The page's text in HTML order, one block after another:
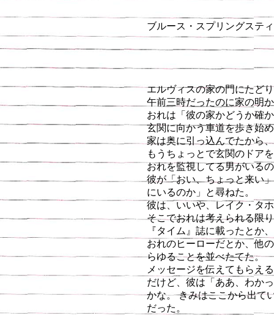
ブルース・スプリングステ
エルヴィスの家の門にたど
午前三時だったのに家の明
おれは「彼の家かどうか確
玄関に向かう車道を歩き始
家は奥に引っ込んでたから
もうちょっとで玄関のドア
おれを監視してる男がいる
彼が「おい、ちょっと来い
にいるのか」と尋ねた。
彼は、いいや、レイク・タ
そこでおれは考えられる限
『タイム』誌に載ったとか
おれのヒーローだとか、他
らゆることを並べたてた。
メッセージを伝えてもらえ
だけど、彼は「ああ、わか
かな。 きみはここから出て
だった。